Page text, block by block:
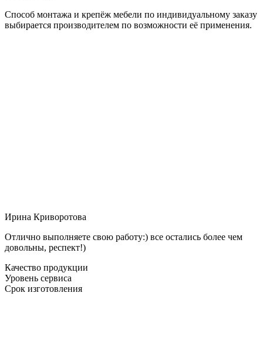
Способ монтажа и крепёж мебели по индивидуальному заказу
выбирается производителем по возможности её применения.
Ирина Криворотова
Отлично выполняете свою работу:) все остались более чем
довольны, респект!)
Качество продукции
Уровень сервиса
Срок изготовления